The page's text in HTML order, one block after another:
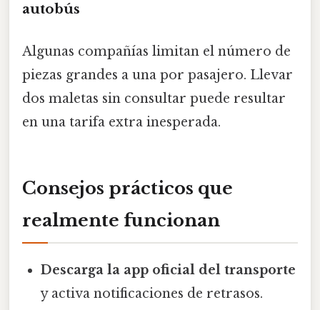
autobús
Algunas compañías limitan el número de
piezas grandes a una por pasajero. Llevar
dos maletas sin consultar puede resultar
en una tarifa extra inesperada.
Consejos prácticos que
realmente funcionan
Descarga la app oficial del transporte
y activa notificaciones de retrasos.